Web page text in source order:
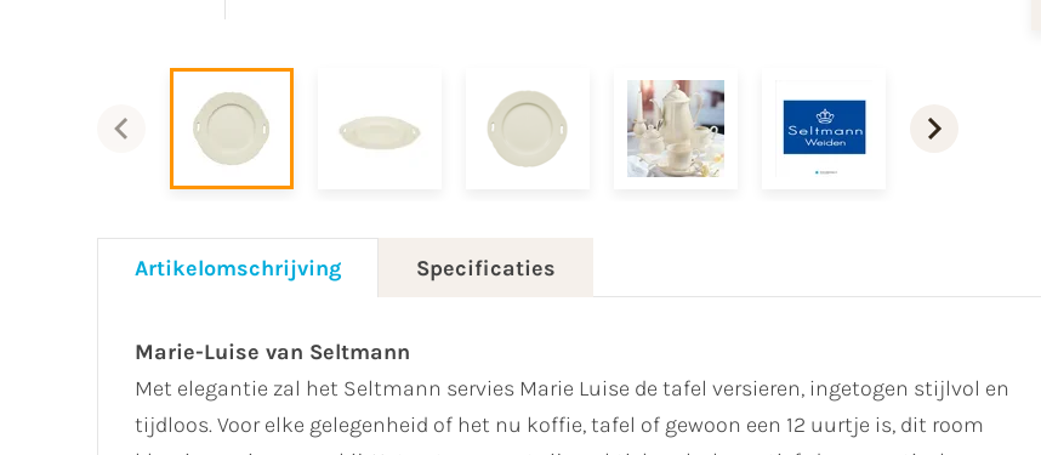
Artikelomschrijving Specificaties
Marie-Luise van Seltmann
Met elegantie zal het Seltmann servies Marie Luise de tafel versieren, ingetogen stijlvol en
tijdloos. Voor elke gelegenheid of het nu koffie, tafel of gewoon een 12 uurtje is, dit room